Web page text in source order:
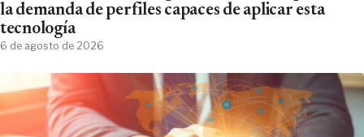
la demanda de perfiles capaces de aplicar esta
tecnología
6 de agosto de 2026